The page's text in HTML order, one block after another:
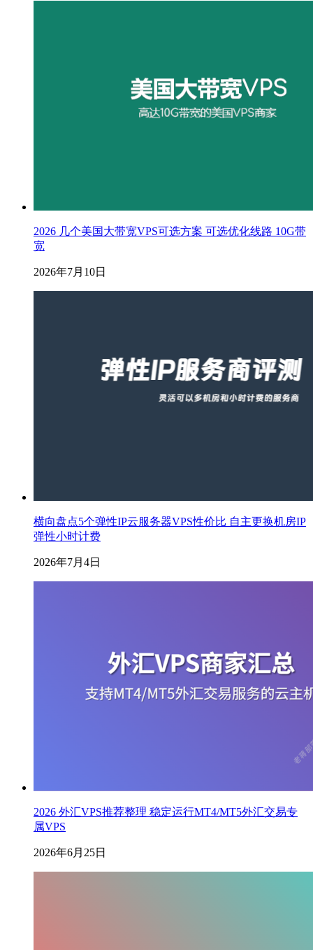
2026 几个美国大带宽VPS可选方案 可选优化线路 10G带
宽
2026年7月10日
横向盘点5个弹性IP云服务器VPS性价比 自主更换机房IP
弹性小时计费
2026年7月4日
2026 外汇VPS推荐整理 稳定运行MT4/MT5外汇交易专
属VPS
2026年6月25日